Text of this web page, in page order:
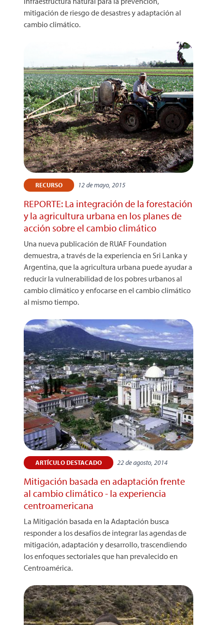
mitigación de riesgo de desastres y adaptación al
cambio climático.
RECURSO 12 de mayo, 2015
REPORTE: La integración de la forestación
y la agricultura urbana en los planes de
acción sobre el cambio climático
Una nueva publicación de RUAF Foundation
demuestra, a través de la experiencia en Sri Lanka y
Argentina, que la agricultura urbana puede ayudar a
reducir la vulnerabilidad de los pobres urbanos al
cambio climático y enfocarse en el cambio climático
al mismo tiempo.
ARTÍCULO DESTACADO 22 de agosto, 2014
Mitigación basada en adaptación frente
al cambio climático - la experiencia
centroamericana
La Mitigación basada en la Adaptación busca
responder a los desafíos de integrar las agendas de
mitigación, adaptación y desarrollo, trascendiendo
los enfoques sectoriales que han prevalecido en
Centroamérica.